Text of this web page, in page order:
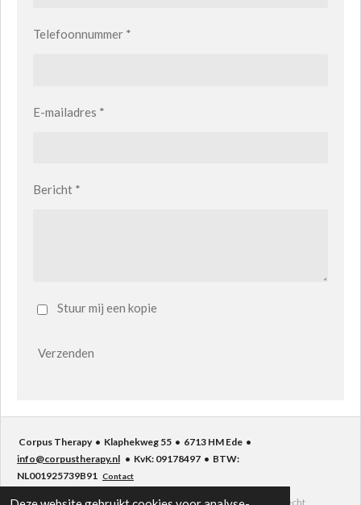
Telefoonnummer *
E-mailadres *
Bericht *
Stuur mij een kopie
Verzenden
Corpus Therapy • Klaphekweg 55 • 6713 HM Ede •
info@corpustherapy.nl • KvK: 09178497 • BTW:
NL001925739B91
Contact
Home Privacyverklaring & Cookies beleid Klacht- en tuchtrecht